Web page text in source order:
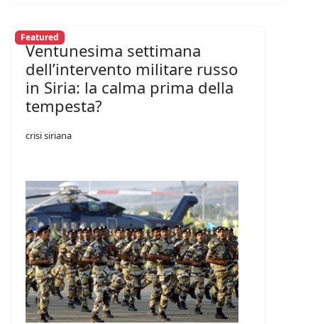
Featured
Ventunesima settimana
dell’intervento militare russo
in Siria: la calma prima della
tempesta?
crisi siriana